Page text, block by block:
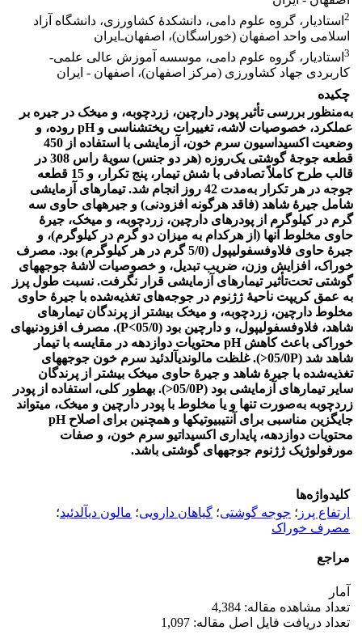
2 استادیار، گروه علوم دامی، دانشکدۀ کشاورزی، دانشگاه آزاد
اسلامی واحد اصفهان (خوراسگان)، اصفهان‌ـ‌ایران
3 استادیار، گروه علوم دامی، موسسه آموزش عالی علمی-
کاربردی جهاد کشاورزی (مرکز اصفهان)، اصفهان - ایران
چکیده
به‌منظور بررسی تأثیر پودر دارچین، زردچوبه، و میخک در جیره بر
عملکرد، خصوصیات لاشه، تغییرات ریخت‏شناسی و pH روده، و
وضعیت اکسیداسیون سرم خون، آزمایشی با استفاده از 450
قطعه جوجۀ گوشتی یک‌روزه (هر دو جنس) سویۀ راس 308 در
قالب طرح کاملاً تصادفی با شش تیمار، پنج تکرار، و 15 قطعه
جوجه در هر تکرار به‌مدت 42 روز انجام شد. تیمارهای آزمایشی
شامل جیرۀ شاهد (فاقد هرگونه افزودنی) و جیره‏های حاوی سه
گرم در کیلوگرم از پودرهای دارچین، زردچوبه، و میخک، جیرۀ
حاوی مخلوط آن‏ها (از هرکدام به میزان دو گرم در کیلوگرم)، و
جیرۀ حاوی فلاوفسفولیپول (5/0 گرم در هر کیلوگرم) بود. مصرف
خوراک، افزایش وزن، ضریب تبدیل، و خصوصیات لاشۀ جوجه‏های
گوشتی تحت‌تأثیر تیمارهای آزمایشی قرار نگرفت. نسبت طول پرز
به عمق کریپت ناحیۀ ژژنوم در جوجه‌های تغذیه‌شده با جیرۀ حاوی
مخلوط دارچین، زردچوبه، و میخک بیشتر از پرندگان تیمارهای
شاهد، فلاوفسفولیپول، و دارچین بود (05/0>P). مصرف افزودنی‏های
خوراکی باعث کاهش pH محتویات دوازدهه در مقایسه با تیمار
شاهد شد (05/0P<). غلظت مالون‏دی‏آلدئید سرم خون جوجه‏های
تغذیه‌شده با جیرۀ شاهد و جیرۀ حاوی میخک بیشتر از پرندگان
سایر تیمارهای آزمایشی بود (05/0P<). به‏طور کلی، استفاده از پودر
زردچوبه به‌صورت تنها و یا مخلوط با پودر دارچین و میخک، می‏تواند
جایگزین مناسبی برای آنتی‏بیوتیک‏ها و همچنین برای اصلاح pH
محتویات دوازدهه، پایداری اکسیداتیو سرم خون، و صفات
مورفولوژیک ژژنوم جوجه‏های گوشتی باشد.
کلیدواژه‌ها
ارتفاع پرز ؛ جوجه گوشتی؛ گیاهان دارویی؛ مالون‏ دی‏آلدئید؛
مصرف خوراک
مراجع
آمار
تعداد مشاهده مقاله: 4,384
تعداد دریافت فایل اصل مقاله: 1,097